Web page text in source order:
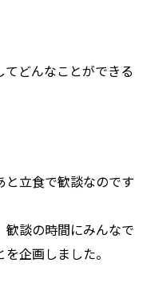
どんなことができる
立食で歓談なのです
談の時間にみんなで
企画しました。